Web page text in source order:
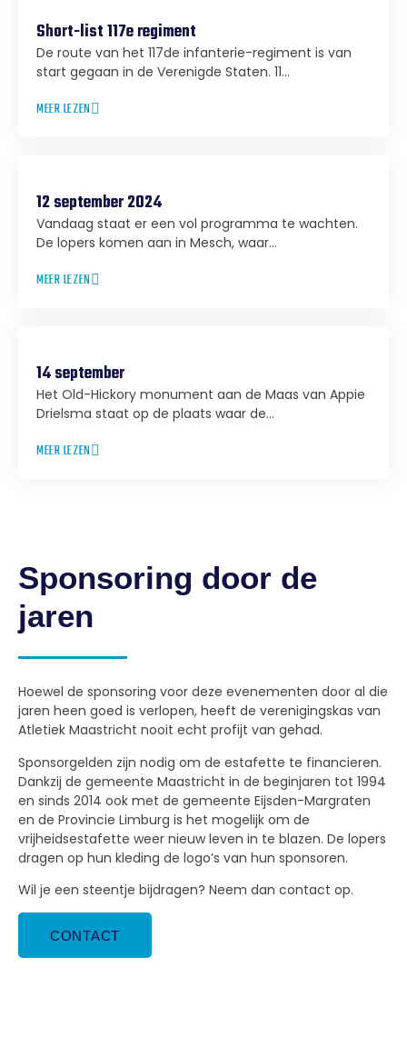
Short-list 117e regiment
De route van het 117de infanterie-regiment is van
start gegaan in de Verenigde Staten. 11...
MEER LEZEN
12 september 2024
Vandaag staat er een vol programma te wachten.
De lopers komen aan in Mesch, waar...
MEER LEZEN
14 september
Het Old-Hickory monument aan de Maas van Appie
Drielsma staat op de plaats waar de...
MEER LEZEN
Sponsoring door de
jaren
Hoewel de sponsoring voor deze evenementen door al die
jaren heen goed is verlopen, heeft de verenigingskas van
Atletiek Maastricht nooit echt profijt van gehad.
Sponsorgelden zijn nodig om de estafette te financieren.
Dankzij de gemeente Maastricht in de beginjaren tot 1994
en sinds 2014 ook met de gemeente Eijsden-Margraten
en de Provincie Limburg is het mogelijk om de
vrijheidsestafette weer nieuw leven in te blazen. De lopers
dragen op hun kleding de logo’s van hun sponsoren.
Wil je een steentje bijdragen? Neem dan contact op.
CONTACT